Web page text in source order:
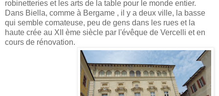
robinetteries et les arts de la table pour le monde entier.
Dans Biella, comme à Bergame , il y a deux ville, la basse
qui semble comateuse, peu de gens dans les rues et la
haute crée au XII ème siècle par l'évêque de Vercelli et en
cours de rénovation.